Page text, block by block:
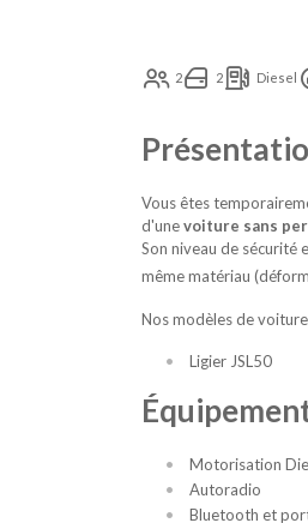
2 2 Diesel
Vous êtes
d'unevoiture sans
Son niveau de sécurité
même matériau
Nos modèles de
Ligier JSL50
Motorisation
Autoradio
Bluetooth et